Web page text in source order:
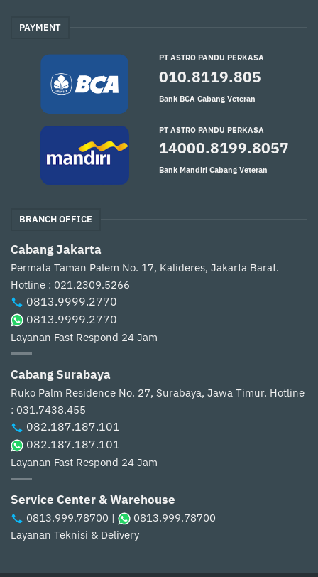
PAYMENT
PT ASTRO PANDU PERKASA
010.8119.805
Bank BCA Cabang Veteran
PT ASTRO PANDU PERKASA
14000.8199.8057
Bank Mandiri Cabang Veteran
BRANCH OFFICE
Cabang Jakarta
Permata Taman Palem No. 17, Kalideres, Jakarta Barat.
Hotline : 021.2309.5266
0813.9999.2770
0813.9999.2770
Layanan Fast Respond 24 Jam
Cabang Surabaya
Ruko Palm Residence No. 27, Surabaya, Jawa Timur. Hotline
: 031.7438.455
082.187.187.101
082.187.187.101
Layanan Fast Respond 24 Jam
Service Center & Warehouse
0813.999.78700 | 0813.999.78700
Layanan Teknisi & Delivery